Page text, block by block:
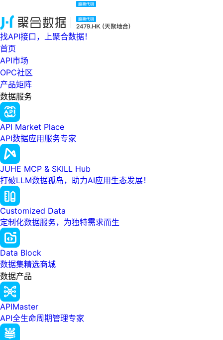
找API接口，上聚合数据！
首页
API市场
OPC社区
产品矩阵
数据服务
API Market Place
API数据应用服务专家
JUHE MCP & SKILL Hub
打破LLM数据孤岛，助力AI应用生态发展！
Customized Data
定制化数据服务，为独特需求而生
Data Block
数据集精选商城
数据产品
APIMaster
API全生命周期管理专家